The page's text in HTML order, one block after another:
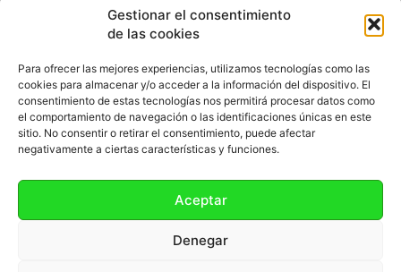
Gestionar el consentimiento
de las cookies
Para ofrecer las mejores experiencias, utilizamos tecnologías como las
cookies para almacenar y/o acceder a la información del dispositivo. El
consentimiento de estas tecnologías nos permitirá procesar datos como
el comportamiento de navegación o las identificaciones únicas en este
sitio. No consentir o retirar el consentimiento, puede afectar
negativamente a ciertas características y funciones.
Aceptar
Denegar
SOBRE NOSOTROS